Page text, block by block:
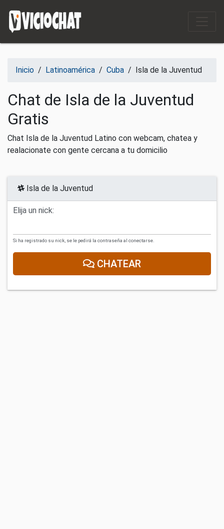
Inicio / Latinoamérica / Cuba / Isla de la Juventud
Chat de Isla de la Juventud
Gratis
Chat Isla de la Juventud Latino con webcam, chatea y
realacionate con gente cercana a tu domicilio
Isla de la Juventud
Elija un nick:
Si ha registrado su nick, se le pedirá la contraseña al conectarse.
CHATEAR